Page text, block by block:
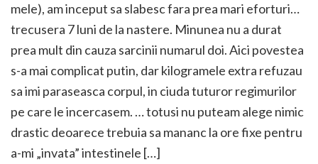
mele), am inceput sa slabesc fara prea mari eforturi…
trecusera 7 luni de la nastere. Minunea nu a durat
prea mult din cauza sarcinii numarul doi. Aici povestea
s-a mai complicat putin, dar kilogramele extra refuzau
sa imi paraseasca corpul, in ciuda tuturor regimurilor
pe care le incercasem. … totusi nu puteam alege nimic
drastic deoarece trebuia sa mananc la ore fixe pentru
a-mi „invata” intestinele […]